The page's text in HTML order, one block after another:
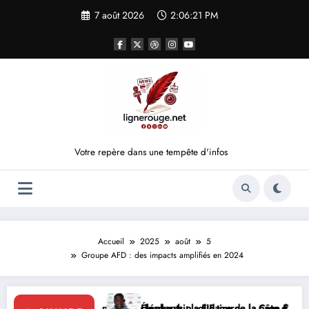
7 août 2026 2:06:21 PM
Votre repère dans une tempête d'infos
Accueil 2025 août
5
Groupe AFD : des impacts amplifiés en 2024